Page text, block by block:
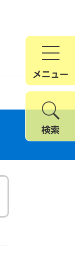
メニュー
検索